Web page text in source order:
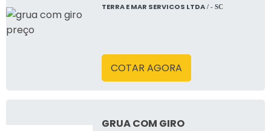
TERRA E MAR SERVICOS LTDA/ - SC
COTAR AGORA
GRUA COM GIRO